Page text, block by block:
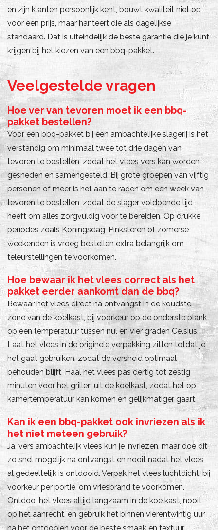
en zijn klanten persoonlijk kent, bouwt kwaliteit niet op
voor een prijs, maar hanteert die als dagelijkse
standaard. Dat is uiteindelijk de beste garantie die je kunt
krijgen bij het kiezen van een bbq-pakket.
Veelgestelde vragen
Hoe ver van tevoren moet ik een bbq-
pakket bestellen?
Voor een bbq-pakket bij een ambachtelijke slagerij is het
verstandig om minimaal twee tot drie dagen van
tevoren te bestellen, zodat het vlees vers kan worden
gesneden en samengesteld. Bij grote groepen van vijftig
personen of meer is het aan te raden om een week van
tevoren te bestellen, zodat de slager voldoende tijd
heeft om alles zorgvuldig voor te bereiden. Op drukke
periodes zoals Koningsdag, Pinksteren of zomerse
weekenden is vroeg bestellen extra belangrijk om
teleurstellingen te voorkomen.
Hoe bewaar ik het vlees correct als het
pakket eerder aankomt dan de bbq?
Bewaar het vlees direct na ontvangst in de koudste
zone van de koelkast, bij voorkeur op de onderste plank
op een temperatuur tussen nul en vier graden Celsius.
Laat het vlees in de originele verpakking zitten totdat je
het gaat gebruiken, zodat de versheid optimaal
behouden blijft. Haal het vlees pas dertig tot zestig
minuten voor het grillen uit de koelkast, zodat het op
kamertemperatuur kan komen en gelijkmatiger gaart.
Kan ik een bbq-pakket ook invriezen als ik
het niet meteen gebruik?
Ja, vers ambachtelijk vlees kun je invriezen, maar doe dit
zo snel mogelijk na ontvangst en nooit nadat het vlees
al gedeeltelijk is ontdooid. Verpak het vlees luchtdicht, bij
voorkeur per portie, om vriesbrand te voorkomen.
Ontdooi het vlees altijd langzaam in de koelkast, nooit
op het aanrecht, en gebruik het binnen vierentwintig uur
na het ontdooien voor de beste smaak en textuur.